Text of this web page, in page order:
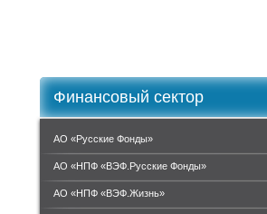
Финансовый сектор
АО «Русские Фонды»
АО «НПФ «ВЭФ.Русские Фонды»
АО «НПФ «ВЭФ.Жизнь»